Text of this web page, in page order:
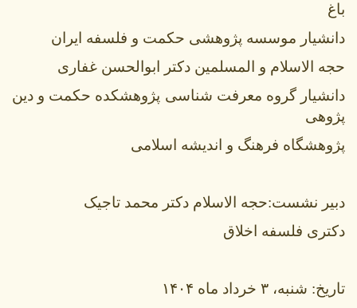
باغ
دانشیار موسسه پژوهشی حکمت و فلسفه ایران
حجه الاسلام و المسلمین دکتر ابوالحسن غفاری
دانشیار گروه معرفت شناسی پژوهشکده حکمت و دین
پژوهی
پژوهشگاه فرهنگ و اندیشه اسلامی
دبیر نشست:‌حجه الاسلام دکتر محمد تاجیک
دکتری فلسفه اخلاق
تاریخ: شنبه، ۳ خرداد ماه ۱۴۰۴